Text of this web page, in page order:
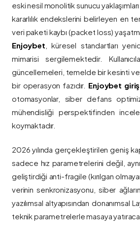
eski nesil monolitik sunucu
kararlılık endekslerini belirleyen en
veri paketi kaybı (packet loss)
Enjoybet , küresel standartları
mimarisi sergilemektedir.
güncellemeleri, temelde bir kesinti
bir operasyon fazıdır. Enjoybet giriş
otomasyonlar, siber defans
mühendisliği perspektifinden
koymaktadır.
2026 yılında gerçekleştirilen geniş
sadece hız parametrelerini değil,
geliştirdiği anti-fragile (kırılgan
verinin senkronizasyonu, siber
yazılımsal altyapısından
teknik parametrelerle masaya